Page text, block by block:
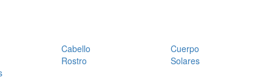
Cabello
Cuerpo
Rostro
Solares